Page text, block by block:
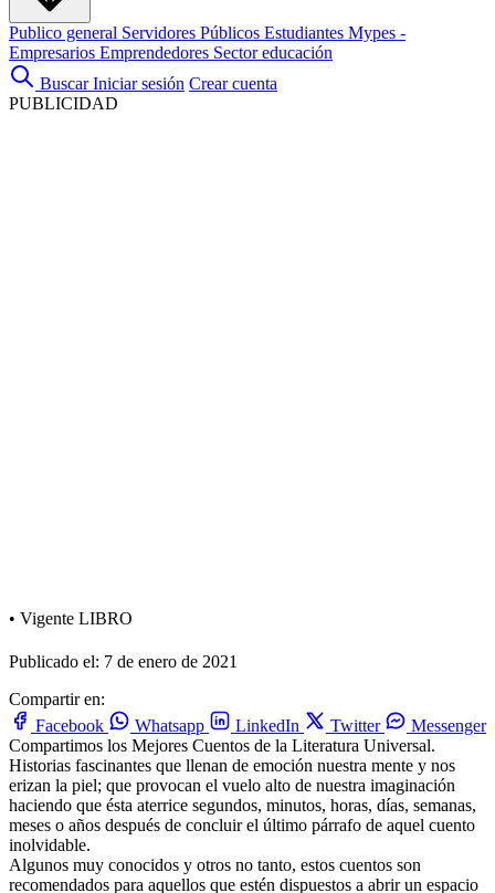
Publico general Servidores Públicos Estudiantes Mypes -
Empresarios Emprendedores Sector educación
Buscar Iniciar sesión Crear cuenta
PUBLICIDAD
• Vigente LIBRO
Publicado el: 7 de enero de 2021
Compartir en:
Facebook
Whatsapp LinkedIn Twitter
Messenger
Compartimos los Mejores Cuentos de la Literatura Universal.
Historias fascinantes que llenan de emoción nuestra mente y nos
erizan la piel; que provocan el vuelo alto de nuestra imaginación
haciendo que ésta aterrice segundos, minutos, horas, días, semanas,
meses o años después de concluir el último párrafo de aquel cuento
inolvidable.
Algunos muy conocidos y otros no tanto, estos cuentos son
recomendados para aquellos que estén dispuestos a abrir un espacio